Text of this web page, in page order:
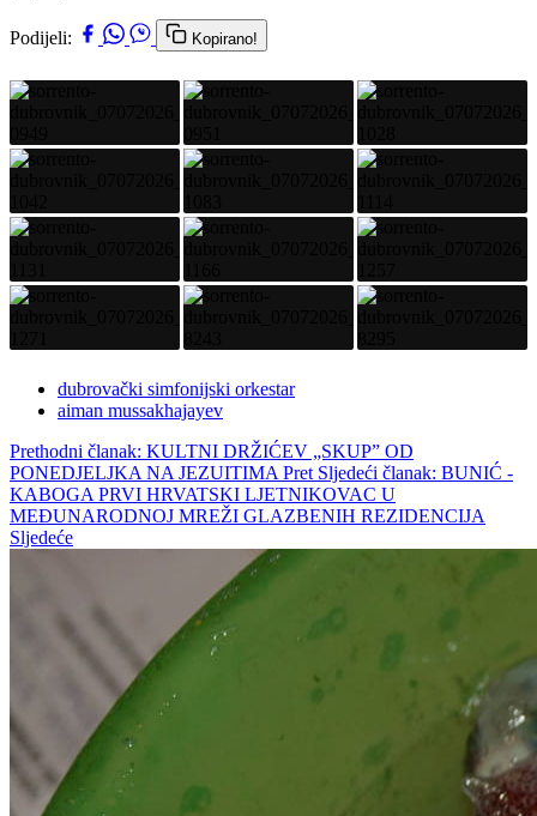
Podijeli: Kopirano!
dubrovački simfonijski orkestar
aiman mussakhajayev
Prethodni članak: KULTNI DRŽIĆEV „SKUP” OD
PONEDJELJKA NA JEZUITIMA Pret Sljedeći članak: BUNIĆ -
KABOGA PRVI HRVATSKI LJETNIKOVAC U
MEĐUNARODNOJ MREŽI GLAZBENIH REZIDENCIJA
Sljedeće